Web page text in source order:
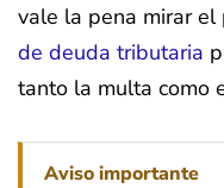
vale la pena mirar
de deuda tributaria
tanto la multa como
Aviso importante